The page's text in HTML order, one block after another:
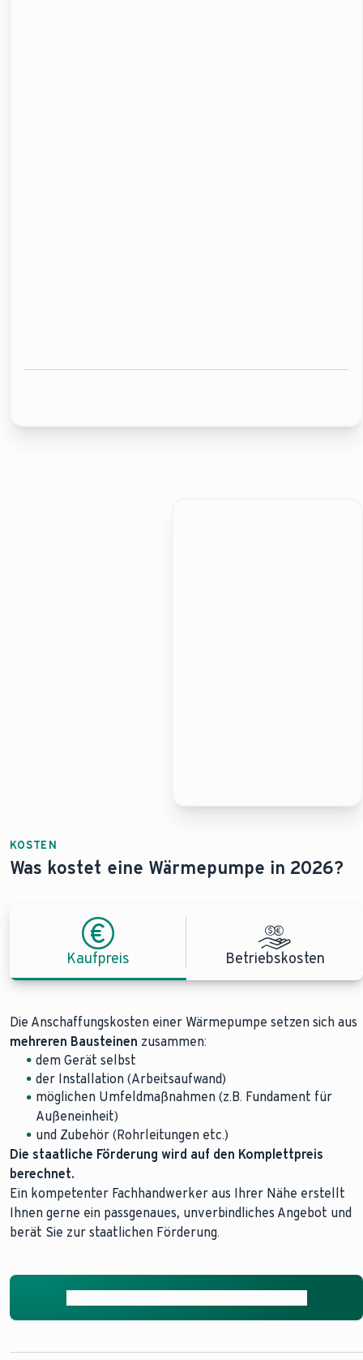
KOSTEN
Was kostet eine Wärmepumpe in 2026?
Kaufpreis Betriebskosten
Die Anschaffungskosten einer Wärmepumpe setzen sich aus
mehreren Bausteinen zusammen:
dem Gerät selbst
der Installation (Arbeitsaufwand)
möglichen Umfeldmaßnahmen (z.B. Fundament für
Außeneinheit)
und Zubehör (Rohrleitungen etc.)
Die staatliche Förderung wird auf den Komplettpreis
berechnet.
Ein kompetenter Fachhandwerker aus Ihrer Nähe erstellt
Ihnen gerne ein passgenaues, unverbindliches Angebot und
berät Sie zur staatlichen Förderung.
So könnte der Stromverbrauch Ihrer
Wärmepumpe aussehen
Um den Stromverbrauch einer Wärmepumpe zu berechnen,
benötigen Sie zwei Angaben: den jährlichen Heizbedarf (in
der Einheit Kilowattstunde = kWh) und die Jahresarbeitszahl
(JAZ). Die Formel lautet wie folgt:
Jährlicher Heizbedarf : Jahresarbeitszahl = Jährlicher Stromverbrauch
Das ist auf den ersten Blick noch etwas abstrakt, aber
anhand des folgenden Beispiels sehen Sie, wie hoch der
Stromkosten haben wir 28Cent pro kWh angesetzt.